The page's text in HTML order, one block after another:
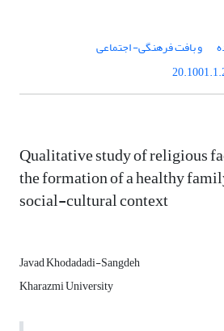
و بافت فرهنگی- اجتماعی
Qualitative study of religious
the formation of a healthy
social-cultural context
Javad Khodadadi-Sangdeh
Kharazmi University